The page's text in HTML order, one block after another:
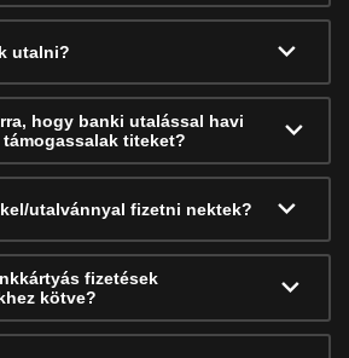
utalni?
hogy banki utalással havi
titeket?
utalvánnyal fizetni nektek?
fizetések
kötve?